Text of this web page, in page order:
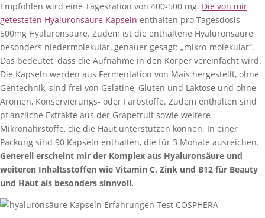
Empfohlen wird eine Tagesration von 400-500 mg. Die von mir
getesteten Hyaluronsäure Kapseln enthalten pro Tagesdosis
500mg Hyaluronsäure. Zudem ist die enthaltene Hyaluronsäure
besonders niedermolekular, genauer gesagt: „mikro-molekular“.
Das bedeutet, dass die Aufnahme in den Körper vereinfacht wird.
Die Kapseln werden aus Fermentation von Mais hergestellt, ohne
Gentechnik, sind frei von Gelatine, Gluten und Laktose und ohne
Aromen, Konservierungs- oder Farbstoffe. Zudem enthalten sind
pflanzliche Extrakte aus der Grapefruit sowie weitere
Mikronährstoffe, die die Haut unterstützen können. In einer
Packung sind 90 Kapseln enthalten, die für 3 Monate ausreichen.
Generell erscheint mir der Komplex aus Hyaluronsäure und
weiteren Inhaltsstoffen wie Vitamin C, Zink und B12 für Beauty
und Haut als besonders sinnvoll.